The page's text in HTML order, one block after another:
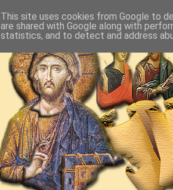
This site uses cookies from Google to
are shared with Google along with
statistics, and to detect and address